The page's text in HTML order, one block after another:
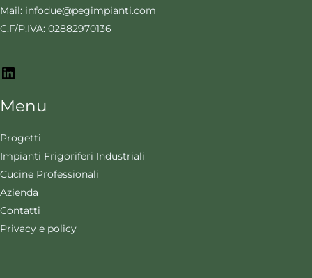
Mail: infodue@pegimpianti.com
C.F/P.IVA: 02882970136
Menu
Progetti
Impianti Frigoriferi Industriali
Cucine Professionali
Azienda
Contatti
Privacy e policy